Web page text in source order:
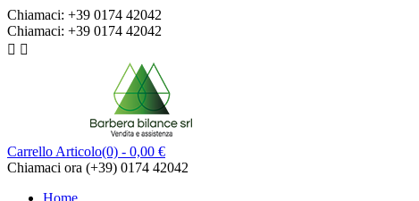
Chiamaci: +39 0174 42042
Chiamaci: +39 0174 42042
 
Carrello Articolo(0) - 0,00 €
Chiamaci ora (+39) 0174 42042
Home